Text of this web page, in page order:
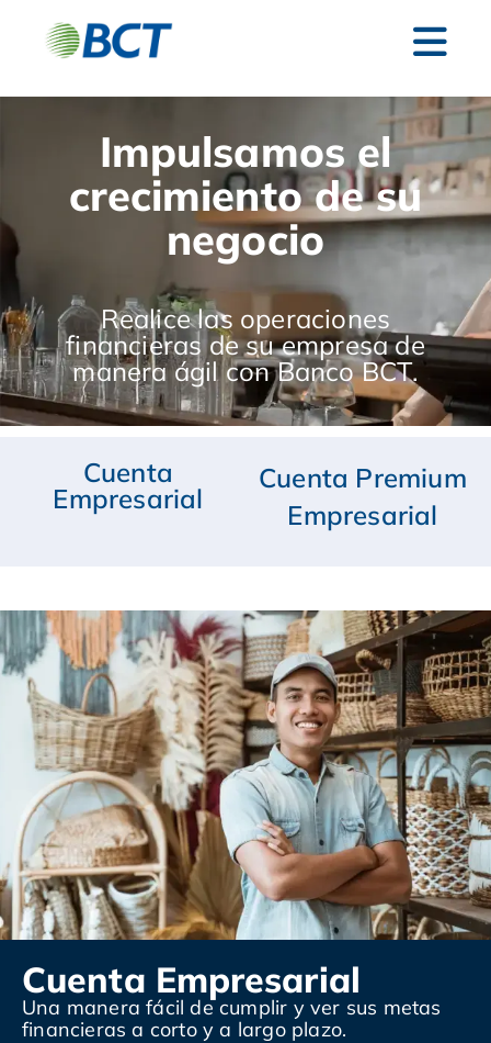
Impulsamos el
crecimiento de su
negocio
Realice las operaciones
financieras de su empresa de
manera ágil con Banco BCT.
Cuenta
Empresarial
Cuenta Premium
Empresarial
Cuenta Empresarial
Una manera fácil de cumplir y ver sus metas
financieras a corto y a largo plazo.